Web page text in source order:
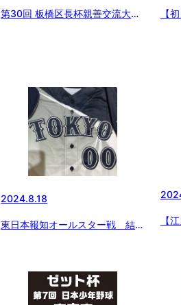
第30回 板橋区長杯親善交流大会
【
2024.8.18
東日本報知オールスター戦 結団
【